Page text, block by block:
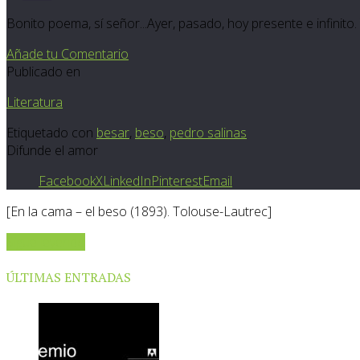
Bonito poema, sí señor...Ayer, pasado, hoy presente e
Añade tu Comentario
Publicado en
Literatura
Etiquetado con besar, beso, pedro salinas
Difunde el amor
FacebookXLinkedInPinterestEmail
[En la cama – el beso (1893). Tolouse-Lautrec]
ÚLTIMAS ENTRADAS